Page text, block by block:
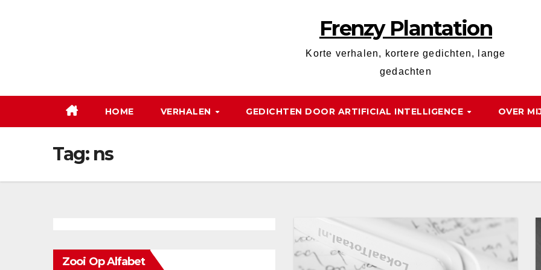
Frenzy Plantation
Korte verhalen, kortere gedichten, lange
gedachten
HOME VERHALEN GEDICHTEN DOOR ARTIFICIAL INTELLIGENCE OVER
Tag: ns
Zooi Op Alfabet